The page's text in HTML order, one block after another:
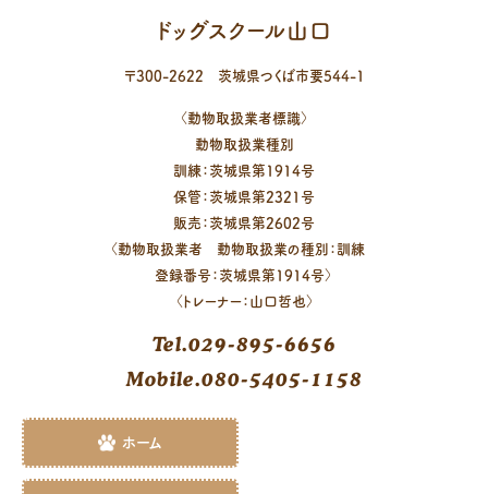
ドッグスクール山口
〒300-2622 茨城県つくば市要544-1
〈動物取扱業者標識〉
動物取扱業種別
訓練：茨城県第1914号
保管：茨城県第2321号
販売：茨城県第2602号
〈動物取扱業者 動物取扱業の種別：訓練
登録番号：茨城県第1914号〉
〈トレーナー：山口哲也〉
Tel.029-895-6656
Mobile.080-5405-1158
ホーム